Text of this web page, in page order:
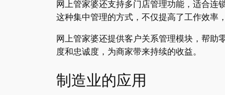
网上管家婆还支持多门店管理功能，适合连
这种集中管理的方式，不仅提高了工作效率
网上管家婆还提供客户关系管理模块，帮助
度和忠诚度，为商家带来持续的收益。
制造业的应用